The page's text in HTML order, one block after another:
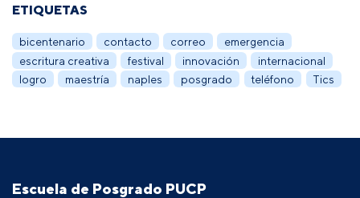
ETIQUETAS
bicentenario contacto correo
emergencia
escritura creativa
festival innovación
internacional
logro
maestría naples posgrado teléfono Tics
Escuela de Posgrado PUCP